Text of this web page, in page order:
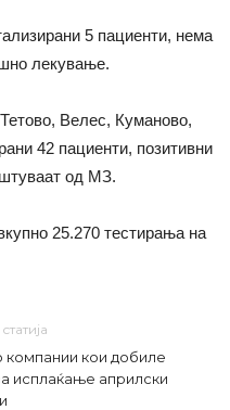
5 пациенти, нема
лекување.
Велес, Куманово,
42 пациенти, позитивни
од МЗ.
25.270 тестирања на
компании кои добиле
исплаќање априлски